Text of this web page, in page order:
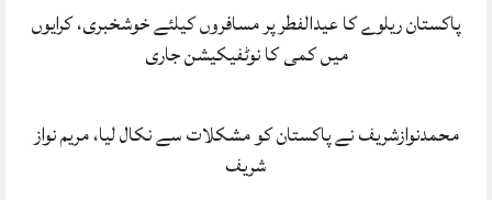
پاکستان ریلوے کا عیدالفطر پر مسافروں کیلئے خوشخبری، کرایوں
میں کمی کا نوٹفیکیشن جاری
محمدنوازشریف نے پاکستان کو مشکلات سے نکال لیا، مریم نواز
شریف